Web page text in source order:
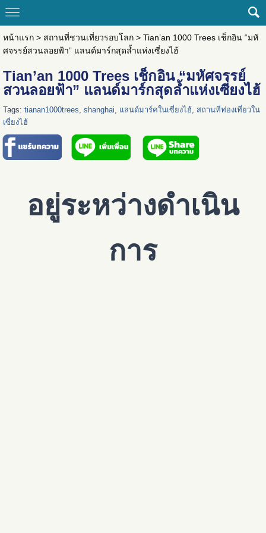
หน้าแรก> สถานที่ชวนเที่ยวรอบโลก> Tian’an 1000 Trees เช็กอิน “มหั
ศจรรย์สวนลอยฟ้า” แลนด์มาร์กสุดล้ำแห่งเซี่ยงไฮ้
Tian’an 1000 Trees เช็กอิน “มหัศจรรย์
สวนลอยฟ้า” แลนด์มาร์กสุดล้ำแห่งเซี่ยงไฮ้
Tags: tianan1000trees, shanghai, แลนด์มาร์คในเซี่ยงไฮ้, สถานที่ท่องเที่ยวใน
เซี่ยงไฮ้
อยู่ระหว่างดำเนิน
การ